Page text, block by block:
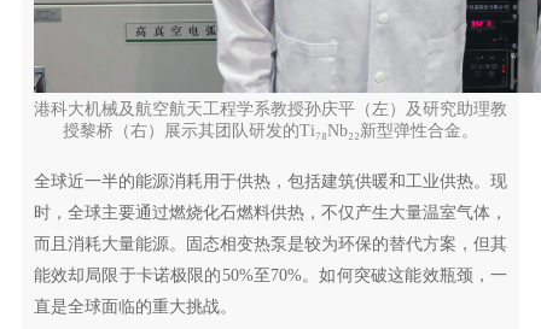
港科大机械及航空航天工程学系教授孙庆平（左）及研究助理教
授黎桥（右）展示其团队研发的Ti₇₈Nb₂₂新型弹性合金。
全球近一半的能源消耗用于供热，包括建筑供暖和工业供热。现
时，全球主要通过燃烧化石燃料供热，不仅产生大量温室气体，
而且消耗大量能源。固态相变热泵是较为环保的替代方案，但其
能效却局限于卡诺极限的50%至70%。如何突破这能效瓶颈，一
直是全球面临的重大挑战。